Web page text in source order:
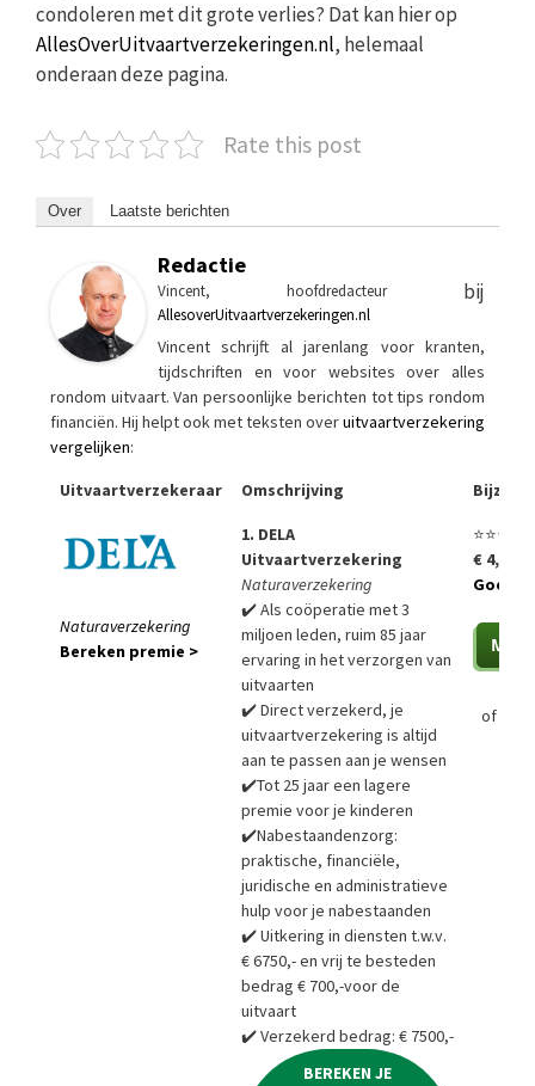
condoleren met dit grote verlies? Dat kan hier op
AllesOverUitvaartverzekeringen.nl, helemaal
onderaan deze pagina.
Rate this post
Over Laatste berichten
Redactie
Vincent, hoofdredacteurbij
AllesoverUitvaartverzekeringen.nl
Vincent schrijft al jarenlang voor kranten,
tijdschriften en voor websites over alles
rondom uitvaart. Van persoonlijke berichten tot tips rondom
financiën. Hij helpt ook met teksten overuitvaartverzekering
vergelijken:
Uitvaartverzekeraar
Omschrijving
Naturaverzekering
Bereken premie >
1. DELA
Uitvaartverzekering
Naturaverzekering
✔️ Als coöperatie met 3
miljoen leden, ruim 85 jaar
ervaring in het verzorgen van
uitvaarten
✔️ Direct verzekerd, je
uitvaartverzekering is altijd
aan te passen aan je wensen
✔️Tot 25 jaar een lagere
premie voor je kinderen
✔️Nabestaandenzorg:
praktische, financiële,
juridische en administratieve
hulp voor je nabestaanden
✔️ Uitkering in diensten t.w.v.
€ 6750,- en vrij te besteden
bedrag € 700,-voor de
uitvaart
✔️ Verzekerd bedrag: € 7500,-
BEREKEN JE
⭐⭐⭐⭐⭐
€ 4,99
of